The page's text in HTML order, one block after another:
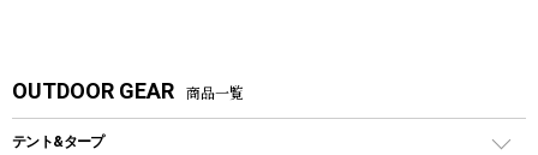
OUTDOOR GEAR 商品一覧
テント&タープ